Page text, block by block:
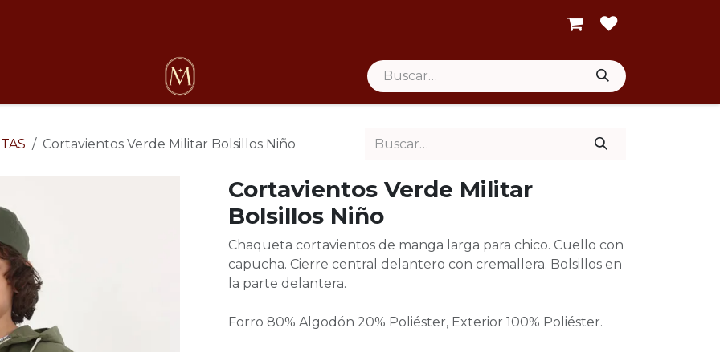
Cortavientos Verde Militar Bolsillos Niño
Cortavientos Verde Militar
Bolsillos Niño
Chaqueta cortavientos de manga larga para chico. Cuello con
capucha. Cierre central delantero con cremallera. Bolsillos en
la parte delantera.
Forro 80% Algodón 20% Poliéster, Exterior 100% Poliéster.